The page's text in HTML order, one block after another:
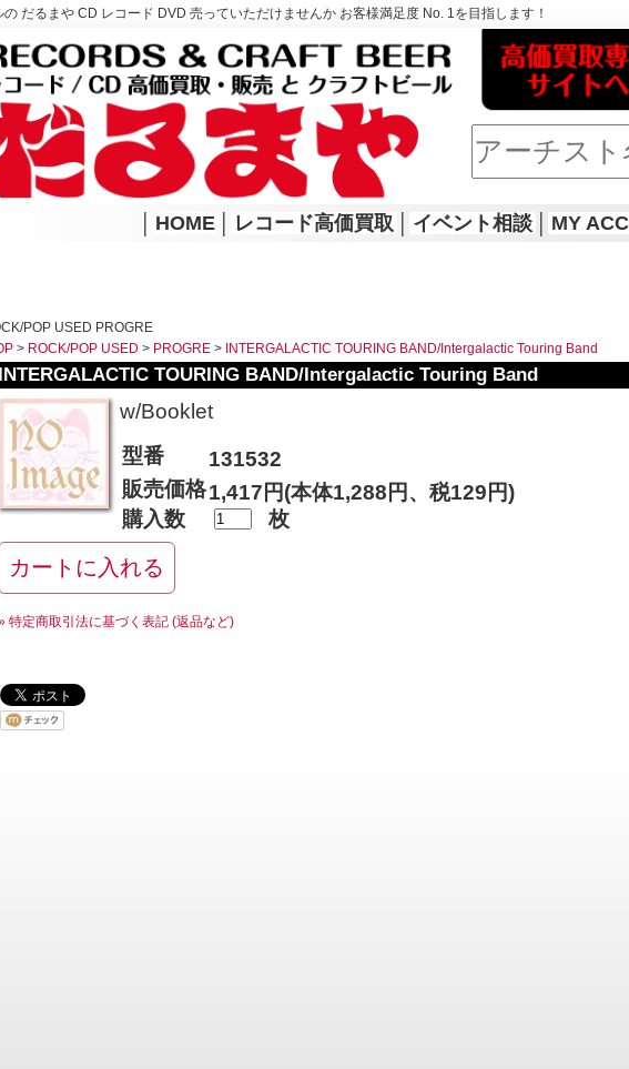
だるまや CD レコード DVD 売っていただけませんか お客様満足度 No. 1を目指します！
HOME レコード高価買取 イベント相談 MY
POP USED PROGRE
> ROCK/POP USED > PROGRE > INTERGALACTIC TOURING BAND/Intergalactic Touring Band
INTERGALACTIC TOURING BAND/Intergalactic Touring Band
w/Booklet
型番
131532
販売価格1,417円(本体1,288円、税129円)
購入数
枚
特定商取引法に基づく表記 (返品など)